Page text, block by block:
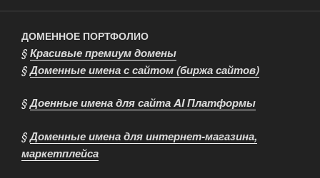
ДОМЕННОЕ ПОРТФОЛИО
§Красивые премиум домены
§Доменные имена с сайтом (биржа сайтов)
§Доенные имена для сайта AI Платформы
§Доменные имена для интернет-магазина,
маркетплейса